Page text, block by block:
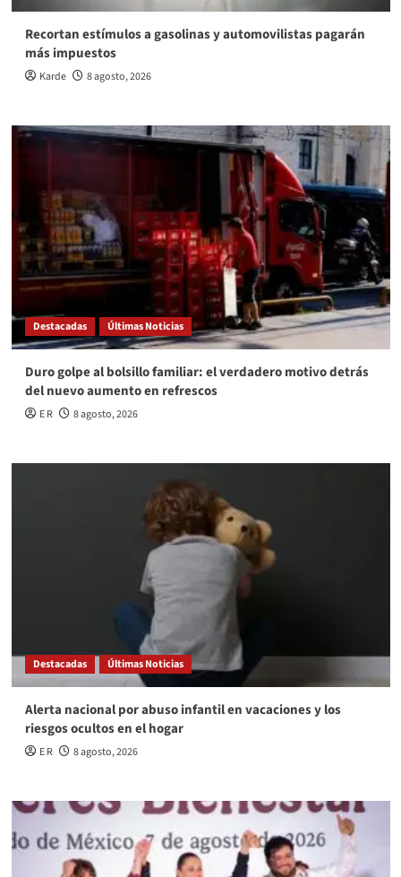
Recortan estímulos a gasolinas y automovilistas pagarán
más impuestos
Karde 8 agosto, 2026
Destacadas Últimas Noticias
Duro golpe al bolsillo familiar: el verdadero motivo detrás
del nuevo aumento en refrescos
E R 8 agosto, 2026
Destacadas Últimas Noticias
Alerta nacional por abuso infantil en vacaciones y los
riesgos ocultos en el hogar
E R 8 agosto, 2026